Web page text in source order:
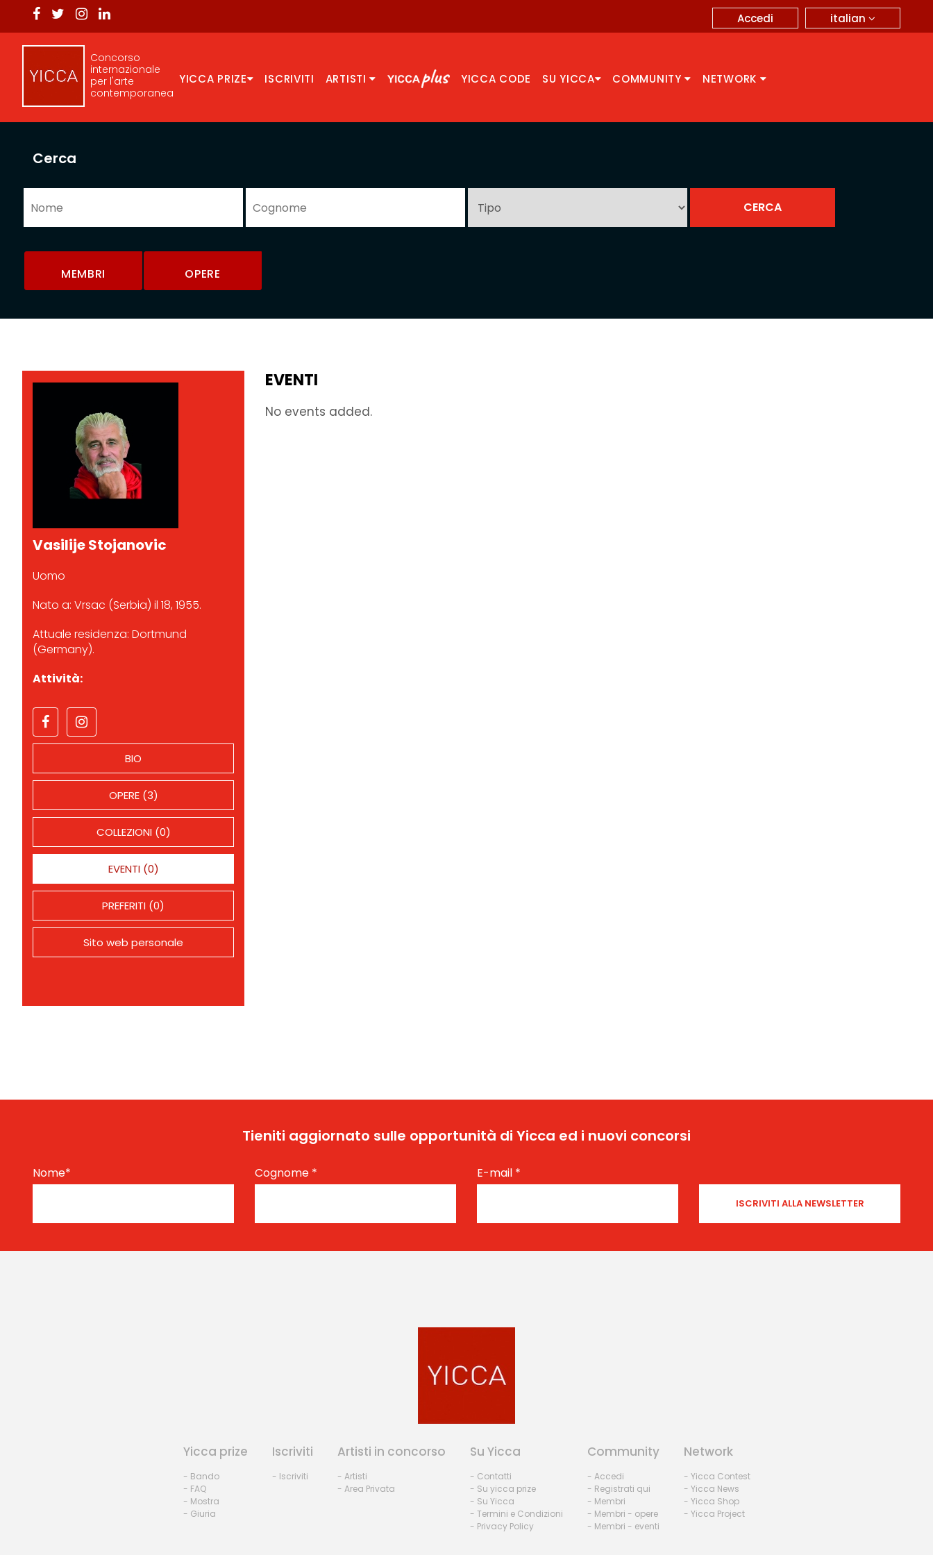
italian
Accedi
Concorso
internazionale
per l'arte
contemporanea
YICCA PRIZE ISCRIVITI ARTISTI YICCA CODE SU YICCA COMMUNITY NETWORK
Cerca
MEMBRI OPERE
Vasilije Stojanovic
Uomo
Nato a: Vrsac (Serbia) il 18, 1955.
Attuale residenza: Dortmund
(Germany).
Attività:
BIO
OPERE (3)
COLLEZIONI (0)
EVENTI (0)
PREFERITI (0)
Sito web personale
EVENTI
No events added.
Tieniti aggiornato sulle opportunità di Yicca ed i nuovi concorsi
Nome* Cognome * E-mail *
Yicca prize
- Bando
- FAQ
- Mostra
- Giuria
Iscriviti
- Iscriviti
Artisti in concorso
- Artisti
- Area Privata
Su Yicca
- Contatti
- Su yicca prize
- Su Yicca
- Termini e Condizioni
- Privacy Policy
Community
- Accedi
- Registrati qui
- Membri
- Membri - opere
- Membri - eventi
Network
- Yicca Contest
- Yicca News
- Yicca Shop
- Yicca Project